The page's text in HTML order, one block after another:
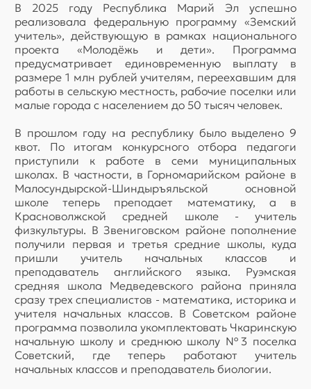
В 2025 году Республика Марий Эл успешно
реализовала федеральную программу «Земский
учитель», действующую в рамках национального
проекта «Молодёжь и дети». Программа
предусматривает единовременную выплату в
размере 1 млн рублей учителям, переехавшим для
работы в сельскую местность, рабочие поселки или
малые города с населением до 50 тысяч человек.
В прошлом году на республику было выделено 9
квот. По итогам конкурсного отбора педагоги
приступили к работе в семи муниципальных
школах. В частности, в Горномарийском районе в
Малосундырской-Шиндыръяльской основной
школе теперь преподает математику, а в
Красноволжской средней школе - учитель
физкультуры. В Звениговском районе пополнение
получили первая и третья средние школы, куда
пришли учитель начальных классов и
преподаватель английского языка. Руэмская
средняя школа Медведевского района приняла
сразу трех специалистов - математика, историка и
учителя начальных классов. В Советском районе
программа позволила укомплектовать Чкаринскую
начальную школу и среднюю школу №3 поселка
Советский, где теперь работают учитель
начальных классов и преподаватель биологии.